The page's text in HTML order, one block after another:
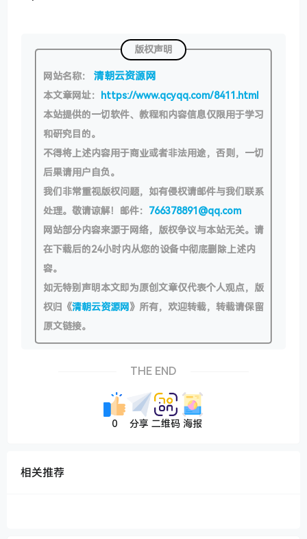
版权声明
网站名称： 清朝云资源网
本文章网址： https://www.qcyqq.com/8411.html
本站提供的一切软件、教程和内容信息仅限用于学习
和研究目的。
不得将上述内容用于商业或者非法用途，否则，一切
后果请用户自负。
我们非常重视版权问题，如有侵权请邮件与我们联系
处理。敬请谅解！邮件： 766378891@qq.com
网站部分内容来源于网络，版权争议与本站无关。请
在下载后的24小时内从您的设备中彻底删除上述内
容。
如无特别声明本文即为原创文章仅代表个人观点，版
权归《清朝云资源网》所有，欢迎转载，转载请保留
原文链接。
THE END
0 分享 二维码 海报
相关推荐